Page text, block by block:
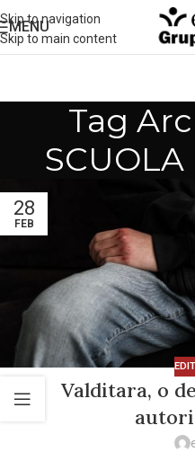
Skip to navigation
Skip to main content
MENU
Tag
28
FEB
Valditara, o